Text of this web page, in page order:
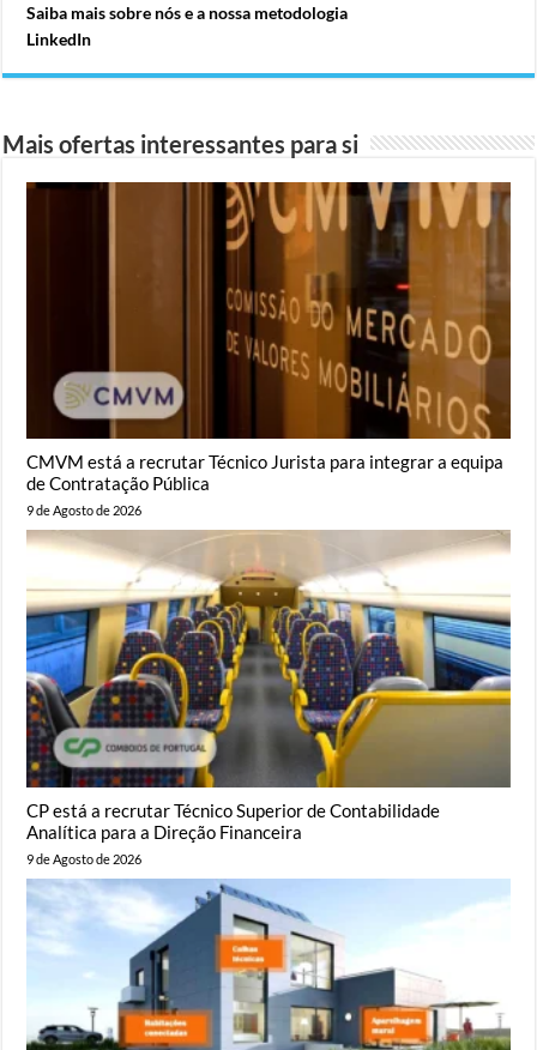
Saiba mais sobre nós e a nossa metodologia
LinkedIn
Mais ofertas interessantes para si
CMVM está a recrutar Técnico Jurista para integrar a equipa
de Contratação Pública
9 de Agosto de 2026
CP está a recrutar Técnico Superior de Contabilidade
Analítica para a Direção Financeira
9 de Agosto de 2026